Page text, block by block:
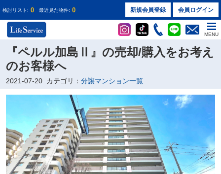
検討リスト: 0 最近見た物件: 0 新規会員登録 会員ログイン
MENU
『ペルル加島Ⅱ』の売却/購入をお考え
のお客様へ
2021-07-20 カテゴリ： 分譲マンション一覧